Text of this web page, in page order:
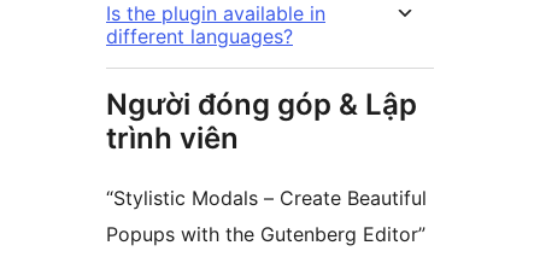
Is the plugin available in
different languages?
Người đóng góp & Lập
trình viên
“Stylistic Modals – Create Beautiful
Popups with the Gutenberg Editor”